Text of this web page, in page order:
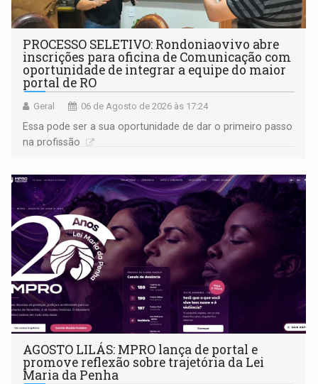
PROCESSO SELETIVO: Rondoniaovivo abre
inscrições para oficina de Comunicação com
oportunidade de integrar a equipe do maior
portal de RO
Geral 06 de Agosto de 2026 às 17:24
Essa pode ser a sua oportunidade de dar o primeiro passo
na profissão
AGOSTO LILÁS: MPRO lança de portal e
promove reflexão sobre trajetória da Lei
Maria da Penha